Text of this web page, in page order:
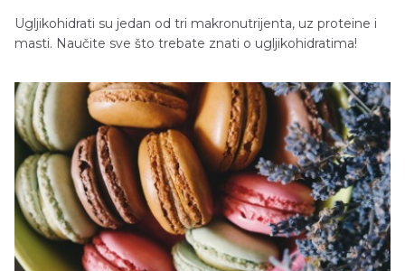
Ugljikohidrati su jedan od tri makronutrijenta, uz proteine i
masti. Naučite sve što trebate znati o ugljikohidratima!